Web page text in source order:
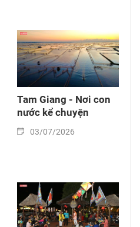
Tam Giang - Nơi con
nước kể chuyện
03/07/2026